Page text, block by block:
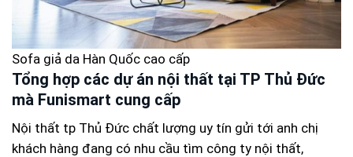
Sofa giả da Hàn Quốc cao cấp
Tổng hợp các dự án nội thất tại TP Thủ Đức
mà Funismart cung cấp
Nội thất tp Thủ Đức chất lượng uy tín gửi tới anh chị
khách hàng đang có nhu cầu tìm công ty nội thất,